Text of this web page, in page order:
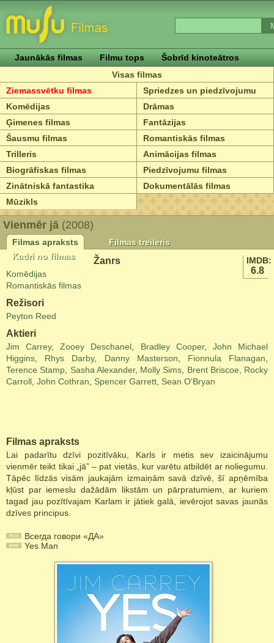
Jaunākās filmas Filmu tops
Šobrīd kinoteātros
Visas filmas
Ziemassvētku filmas
Spriedzes un piedzīvojumu
Komēdijas
Drāmas
Ģimenes filmas
Fantāzijas
Šausmu filmas
Romantiskās filmas
Trilleris
Animācijas filmas
Biogrāfiskas filmas
Piedzīvojumu filmas
Zinātniskā fantastika
Dokumentālās filmas
Mūzikls
Vienmēr jā (2008)
Filmas apraksts
Filmas treileris
Kadri no filmas
IMDB:
6.8
Žanrs
Komēdijas
Romantiskās filmas
Režisori
Peyton Reed
Aktieri
Jim Carrey,Zooey Deschanel Bradley Cooper, John Michael
Higgins
Rhys Darby, Danny Masterson Fionnula Flanagan
Terence Stamp
Sasha Alexander, Molly Sims Brent Briscoe
Rocky
Carroll John Cothran Spencer Garrett Sean O'Bryan
Filmas apraksts
Lai padarītu dzīvi pozitīvāku, Karls ir metis sev izaicinājumu
vienmēr teikt tikai „jā” – pat vietās, kur varētu atbildēt ar noliegumu.
Tāpēc līdzās visām jaukajām izmaiņām savā dzīvē, šī apņēmība
kļūst par iemeslu dažādām likstām un pārpratumiem, ar kuriem
tagad jau pozītīvajam Karlam ir jātiek galā, ievērojot savas jaunās
dzīves principus.
Всегда говори «ДА»
Yes Man